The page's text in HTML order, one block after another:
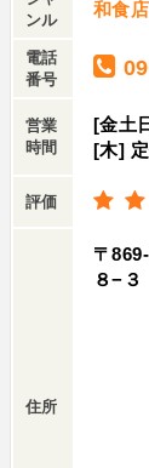
ンル
和食店
電話
番号
営業
時間
[金土
[木]
評価
住所
〒
８−３